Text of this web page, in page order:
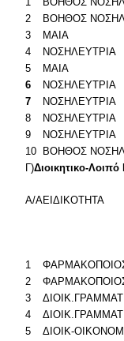
2
ΒΟΗΘΟΣ
3
ΜΑΙΑ
4
ΝΟΣΗΛΕΥΤΡΙΑ
5
ΜΑΙΑ
6
ΝΟΣΗΛΕΥΤΡΙΑ
7
ΝΟΣΗΛΕΥΤΡΙΑ
8
ΝΟΣΗΛΕΥΤΡΙΑ
9
ΝΟΣΗΛΕΥΤΡΙΑ
10
ΒΟΗΘΟΣ
Γ)Διοικητικο-
Α/ΑΕΙΔΙΚΟΤΗΤΑ
1
2
3
4
5
ΔΙΟΙΚ-ΟΙΚΟΝΟΜ